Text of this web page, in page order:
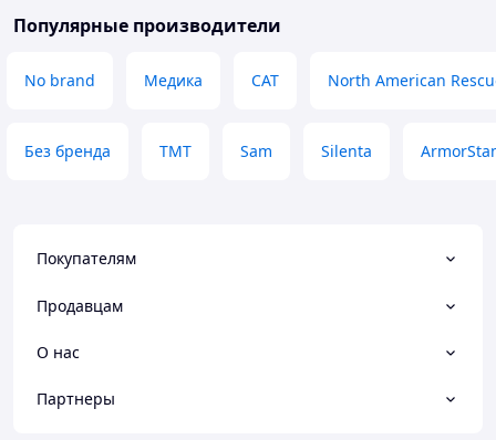
Популярные производители
No brand Медика CAT North American
Без бренда TMT Sam Silenta
Покупателям
Продавцам
О нас
Партнеры